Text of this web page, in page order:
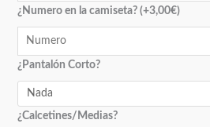
¿Numero en la camiseta? (+3,00€)
¿Pantalón Corto?
¿Calcetines/Medias?